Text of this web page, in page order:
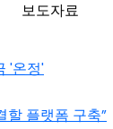
보도자료
'온정'
할 플랫폼 구축”